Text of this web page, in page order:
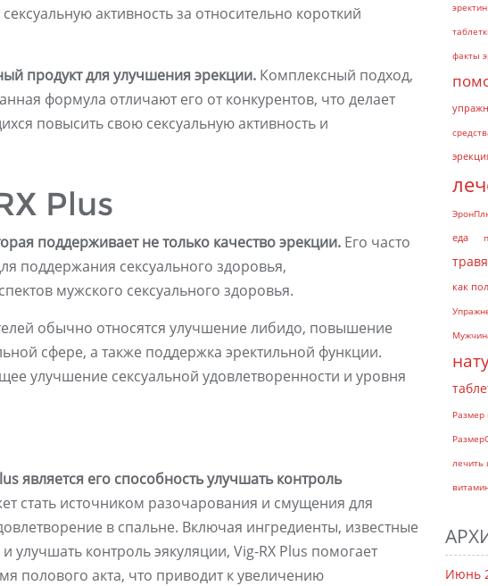
активность за относительно короткий
продукт для улучшения эрекции. Комплексный подход,
формула отличают его от конкурентов, что делает
повысить свою сексуальную активность и
Plus
поддерживает не только качество эрекции. Его часто
поддержания сексуального здоровья,
мужского сексуального здоровья.
обычно относятся улучшение либидо, повышение
сфере, а также поддержка эректильной функции.
улучшение сексуальной удовлетворенности и уровня
является его способность улучшать контроль
стать источником разочарования и смущения для
в спальне. Включая ингредиенты, известные
улучшать контроль эякуляции, Vig-RX Plus помогает
полового акта, что приводит к увеличению
эректин
факты
еда
как
Размер
лечить
Июнь